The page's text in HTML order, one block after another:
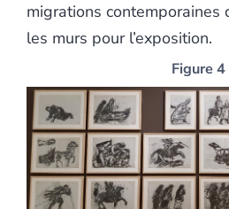
migrations contemporaines
les murs pour l’exposition.
Figure 4